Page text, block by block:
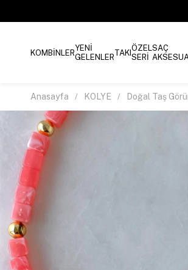
KOMBİNLERYENİ
GELENLERTAKIÖZEL
SERİ
SAÇ
Anasayfa KOLYE Doğal Taş